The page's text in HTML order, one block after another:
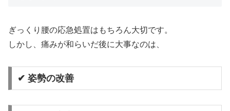
ぎっくり腰の応急処置はもちろん大切です。
しかし、痛みが和らいだ後に大事なのは、
✔ 姿勢の改善